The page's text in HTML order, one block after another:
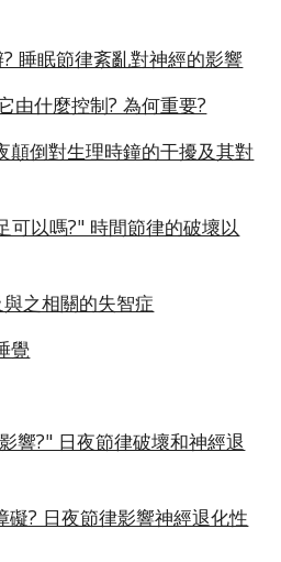
睡眠節律紊亂對神經的影響
由什麼控制? 為何重要?
顛倒對生理時鐘的干擾及其對
可以嗎?" 時間節律的破壞以
之相關的失智症
覺
響?" 日夜節律破壞和神經退
礙? 日夜節律影響神經退化性